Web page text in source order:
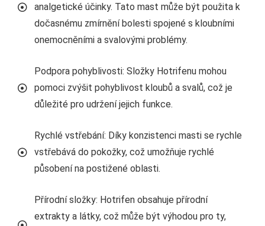
analgetické účinky. Tato mast může být použita k
dočasnému zmírnění bolesti spojené s kloubními
onemocněními a svalovými problémy.
Podpora pohyblivosti: Složky Hotrifenu mohou
pomoci zvýšit pohyblivost kloubů a svalů, což je
důležité pro udržení jejich funkce.
Rychlé vstřebání: Díky konzistenci masti se rychle
vstřebává do pokožky, což umožňuje rychlé
působení na postižené oblasti.
Přírodní složky: Hotrifen obsahuje přírodní
extrakty a látky, což může být výhodou pro ty,